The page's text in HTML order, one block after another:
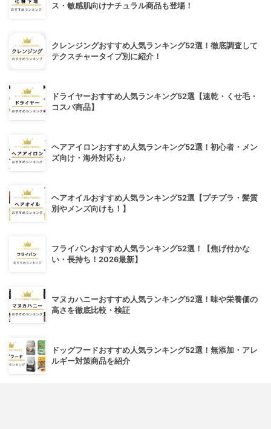
ス・敏感肌向けナチュラル商品も登場！
クレンジングおすすめ人気ランキング52選！徹底調査して
テクスチャータイプ別に紹介！
ドライヤーおすすめ人気ランキング52選【速乾・くせ毛・
コスパ商品】
ヘアアイロンおすすめ人気ランキング52選！初心者・メン
ズ向け・海外対応も♪
ヘアオイルおすすめ人気ランキング52選【プチプラ・髪質
別やメンズ向けも！】
フライパンおすすめ人気ランキング52選！【焦げ付かな
い・長持ち！2026最新】
マヌカハニーおすすめ人気ランキング52選！味や栄養価の
高さを徹底比較・検証
ドッグフードおすすめ人気ランキング52選！無添加・アレ
ルギー対策商品を紹介